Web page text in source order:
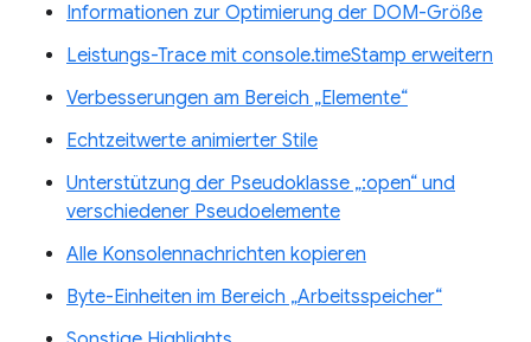
Informationen zur Optimierung der DOM-Größe
Leistungs-Trace mit console.timeStamp erweitern
Verbesserungen am Bereich „Elemente“
Echtzeitwerte animierter Stile
Unterstützung der Pseudoklasse „:open“ und
verschiedener Pseudoelemente
Alle Konsolennachrichten kopieren
Byte-Einheiten im Bereich „Arbeitsspeicher“